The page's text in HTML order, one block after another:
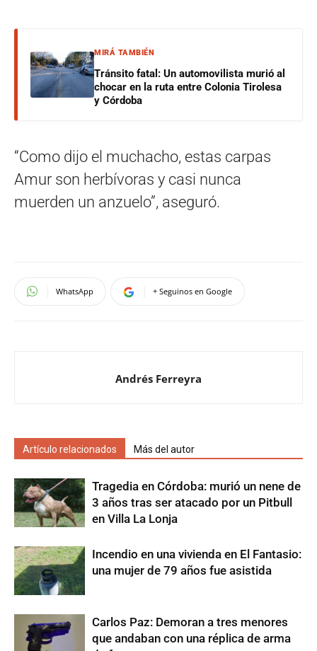
MIRÁ TAMBIÉN
Tránsito fatal: Un automovilista murió al
chocar en la ruta entre Colonia Tirolesa
y Córdoba
“Como dijo el muchacho, estas carpas
Amur son herbívoras y casi nunca
muerden un anzuelo”, aseguró.
WhatsApp + Seguinos en Google
Andrés Ferreyra
Artículo relacionados Más del autor
Tragedia en Córdoba: murió un nene de
3 años tras ser atacado por un Pitbull
en Villa La Lonja
Incendio en una vivienda en El Fantasio:
una mujer de 79 años fue asistida
Carlos Paz: Demoran a tres menores
que andaban con una réplica de arma